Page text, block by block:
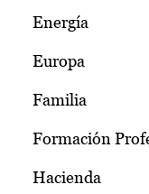
Energía
Europa
Familia
Formación
Hacienda